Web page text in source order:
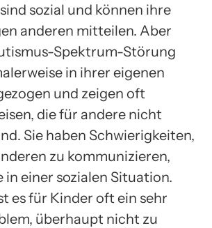
sozial und können ihre
anderen mitteilen. Aber
Spektrum-Störung
in ihrer eigenen
und zeigen oft
die für andere nicht
Sie haben Schwierigkeiten,
zu kommunizieren,
in einer sozialen Situation.
es für Kinder oft ein sehr
überhaupt nicht zu